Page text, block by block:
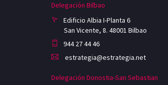
Delegación Bilbao
Edificio Albia I-Planta 6
San Vicente, 8. 48001 Bilbao
944 27 44 46
estrategia@estrategia.net
Delegación Donostia-San Sebastian